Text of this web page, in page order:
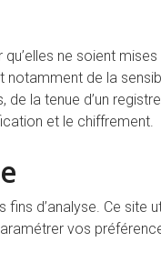
qu’elles ne soient
de la
la tenue d’un
et le chiffrement.
fins d’analyse. Ce
vos